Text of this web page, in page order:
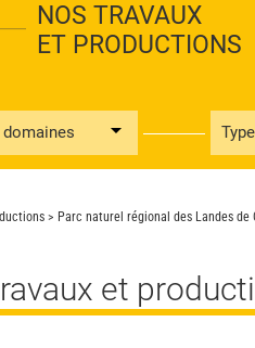
NOS TRAVAUX
ET PRODUCTIONS
> Parc naturel régional des Landes
et